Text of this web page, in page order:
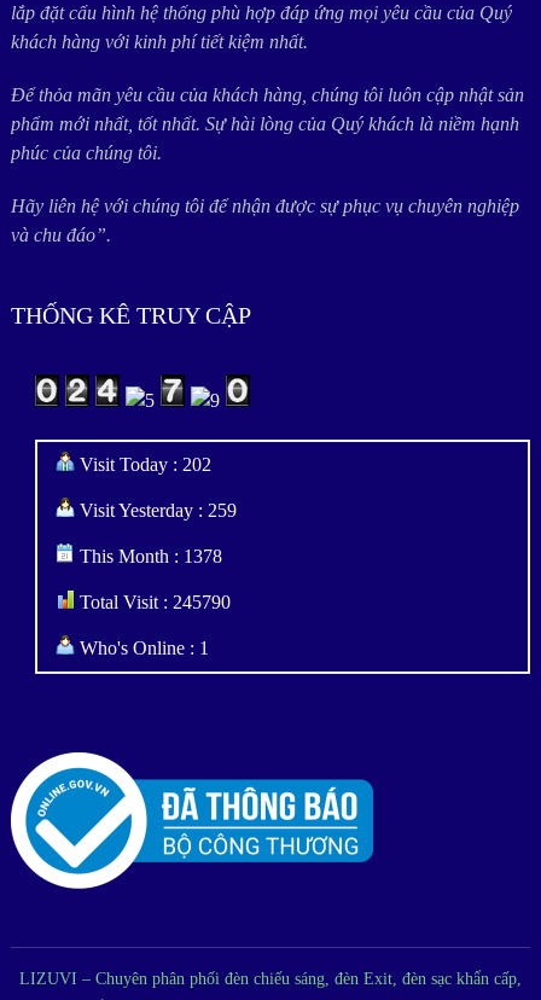
lắp đặt cấu hình hệ thống phù hợp đáp ứng mọi yêu cầu của Quý
khách hàng với kinh phí tiết kiệm nhất.
Để thỏa mãn yêu cầu của khách hàng, chúng tôi luôn cập nhật sản
phẩm mới nhất, tốt nhất. Sự hài lòng của Quý khách là niềm hạnh
phúc của chúng tôi.
Hãy liên hệ với chúng tôi để nhận được sự phục vụ chuyên nghiệp
và chu đáo”.
THỐNG KÊ TRUY CẬP
Visit Today : 202
Visit Yesterday : 259
This Month : 1378
Total Visit : 245790
Who's Online : 1
LIZUVI – Chuyên phân phối đèn chiếu sáng, đèn Exit, đèn sạc khẩn cấp,